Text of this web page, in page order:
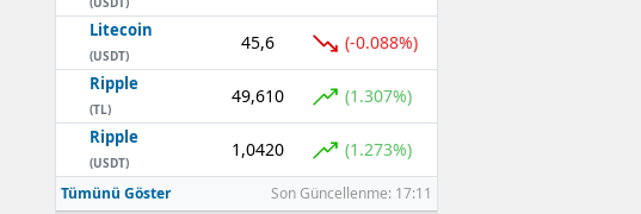
Litecoin
(USDT)
45,6 (-0.088%)
Ripple
(TL)
49,610 (1.307%)
Ripple
(USDT)
1,0420 (1.273%)
Tümünü Göster Son Güncellenme: 17:11